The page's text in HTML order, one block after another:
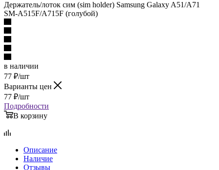
в наличии
Варианты цен
77
Подробности
В корзину
Описание
Наличие
Оплата
Доставка
Гарантия